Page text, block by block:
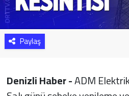
Paylaş
Denizli Haber -ADM
Resmi İlan
Resmi Reklam